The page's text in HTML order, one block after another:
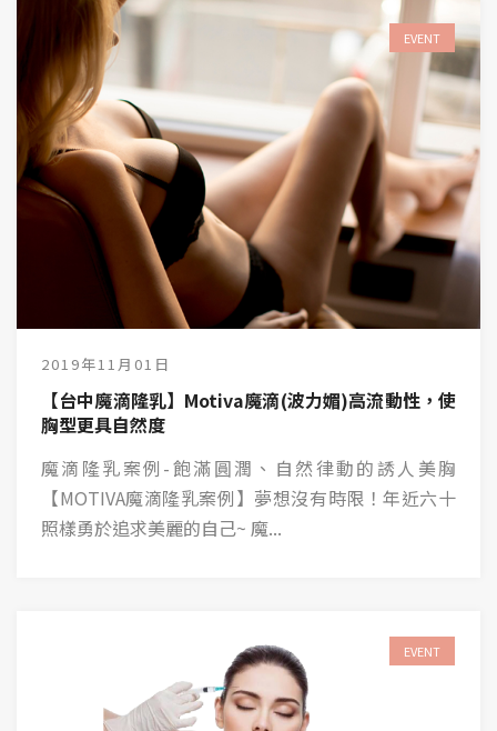
EVENT
2019年11月01日
【台中魔滴隆乳】Motiva魔滴(波力媚)高流動性，使
胸型更具自然度
魔滴隆乳案例-飽滿圓潤、自然律動的誘人美胸
【MOTIVA魔滴隆乳案例】夢想沒有時限！年近六十
照樣勇於追求美麗的自己~ 魔...
EVENT